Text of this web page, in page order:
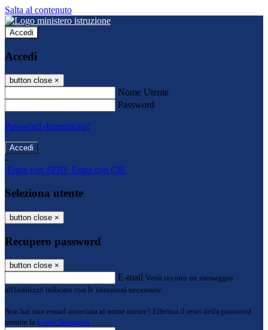
Salta al contenuto
Accedi
Accedi
button close ×
Nome Utente
Password
Password dimenticata?
-
Entra con SPID Entra con CIE
Seleziona utente
button close ×
Recupero password
button close ×
E-mail Verrà inviato un messaggio
all'indirizzo indicato con le istruzioni necessarie.
Non hai una e-mail associata al nome utente? Effettua il reset della password
tramite la Login Spaggiari